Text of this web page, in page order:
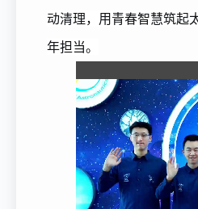
动清理，用青春智慧筑起
年担 当。